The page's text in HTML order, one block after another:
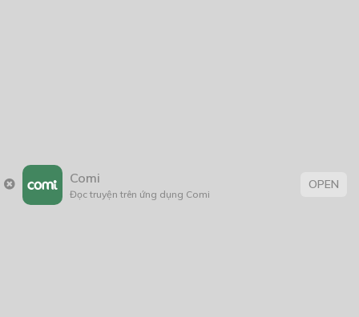
Comi
Đọc truyện trên ứng dụng Comi
OPEN